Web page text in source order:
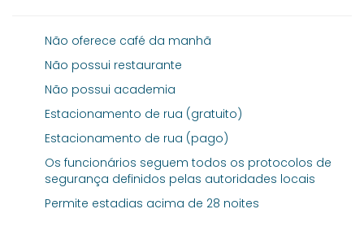
Não oferece café da manhã
Não possui restaurante
Não possui academia
Estacionamento de rua (gratuito)
Estacionamento de rua (pago)
Os funcionários seguem todos os protocolos de
segurança definidos pelas autoridades locais
Permite estadias acima de 28 noites